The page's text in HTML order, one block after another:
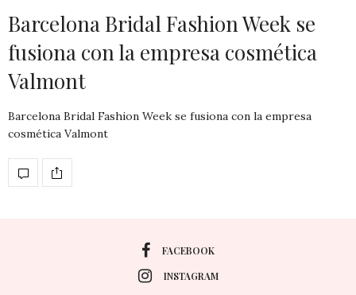
Barcelona Bridal Fashion Week se
fusiona con la empresa cosmética
Valmont
Barcelona Bridal Fashion Week se fusiona con la empresa
cosmética Valmont
FACEBOOK
INSTAGRAM